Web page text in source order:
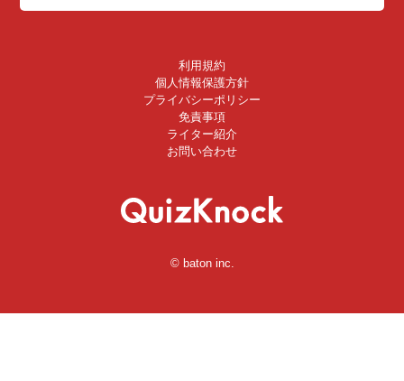
利用規約
個人情報保護方針
プライバシーポリシー
免責事項
ライター紹介
お問い合わせ
© baton inc.